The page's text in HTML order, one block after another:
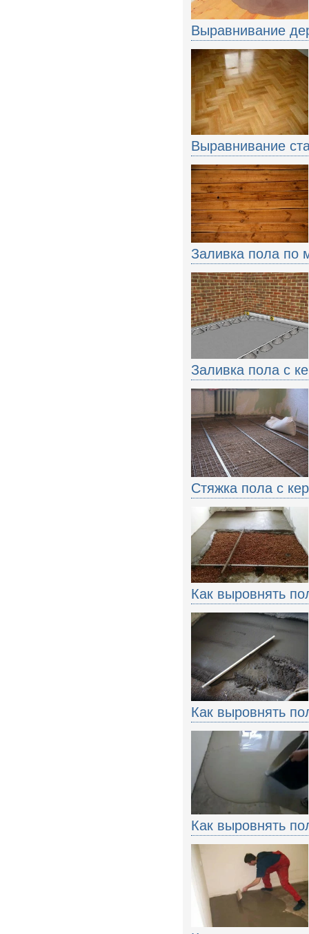
Выравнивание
Выравнивание
Заливка пола по
Заливка пола с
Стяжка пола с
Как выровнять
Как выровнять
Как выровнять